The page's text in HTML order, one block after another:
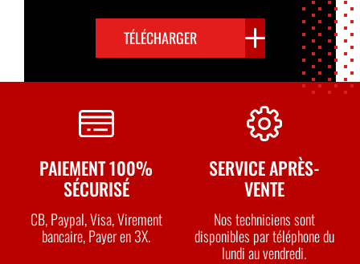
TÉLÉCHARGER
PAIEMENT 100%
SÉCURISÉ
CB, Paypal, Visa, Virement
bancaire, Payer en 3X.
SERVICE APRÈS-
VENTE
Nos techniciens sont
disponibles par téléphone du
lundi au vendredi.